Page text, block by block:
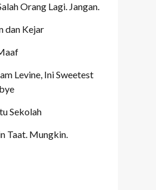
Orang Lagi. Jangan.
dan Kejar
Levine, Ini Sweetest
Sekolah
Taat. Mungkin.